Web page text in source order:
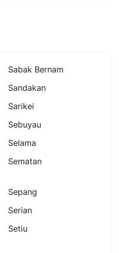
Sabak Bernam
Sandakan
Sarikei
Sebuyau
Selama
Sematan
Sepang
Serian
Setiu